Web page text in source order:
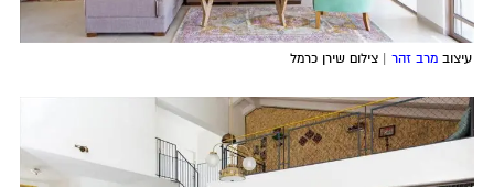
עיצובמרב זהר| צילום שירן כרמל